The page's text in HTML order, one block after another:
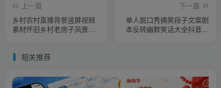
上一篇
乡村农村直播背景竖屏视频
素材怀旧乡村老房子风景绿
下一篇
单人脱口秀搞笑段子文案剧
本反转幽默笑话大全抖音短
相关推荐